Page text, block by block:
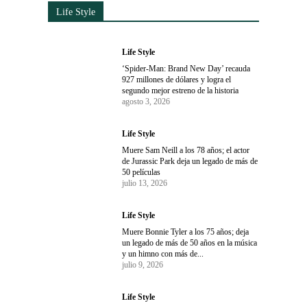
Life Style
Life Style
‘Spider-Man: Brand New Day’ recauda
927 millones de dólares y logra el
segundo mejor estreno de la historia
agosto 3, 2026
Life Style
Muere Sam Neill a los 78 años; el actor
de Jurassic Park deja un legado de más de
50 películas
julio 13, 2026
Life Style
Muere Bonnie Tyler a los 75 años; deja
un legado de más de 50 años en la música
y un himno con más de...
julio 9, 2026
Life Style